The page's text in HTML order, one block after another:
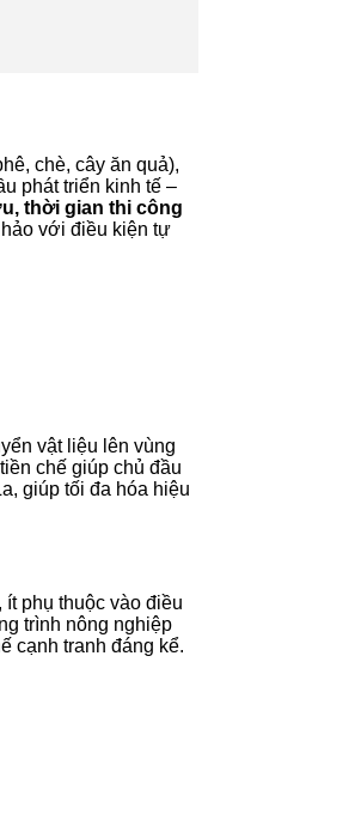
chè, cây ăn quả),
phát triển kinh tế –
thời gian thi công
với điều kiện tự
vật liệu lên vùng
chế giúp chủ đầu
giúp tối đa hóa hiệu
phụ thuộc vào điều
trình nông nghiệp
cạnh tranh đáng kể.